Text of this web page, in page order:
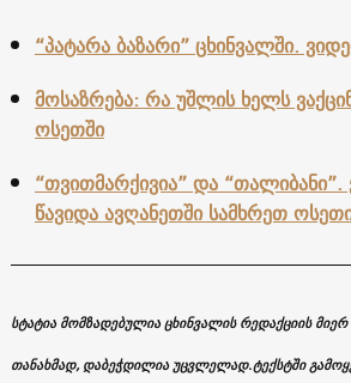
“პატარა ბაზარი” ცხინვალში.
მოსაზრება: რა უშლის ხელს
ოსეთში
“თვითმარქივია” და
წავიდა ავღანეთში სამხრეთ
სტატია მომზადებულია ცხინვალის რედაქციის
თანახმად, დაბეჭდილია უცვლელად.ტექსტში